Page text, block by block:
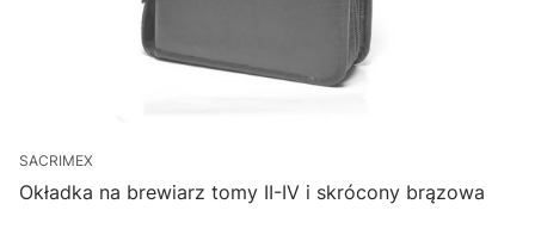
SACRIMEX
Okładka na brewiarz tomy II-IV i skrócony brązowa